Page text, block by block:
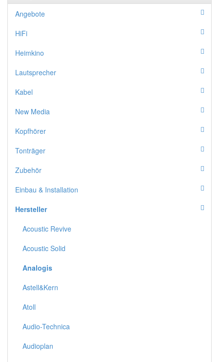
Angebote
HiFi
Heimkino
Lautsprecher
Kabel
New Media
Kopfhörer
Tonträger
Zubehör
Einbau & Installation
Hersteller
Acoustic Revive
Acoustic Solid
Analogis
Astell&Kern
Atoll
Audio-Technica
Audioplan